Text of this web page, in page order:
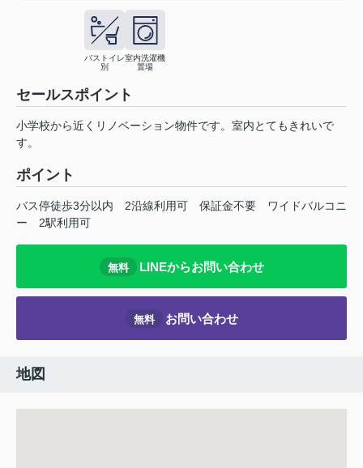
バストイレ
別
室内洗濯機
置場
セールスポイント
小学校から近くリノベーション物件です。室内とてもきれいで
す。
ポイント
バス停徒歩3分以内 2沿線利用可 保証金不要
ワイドバルコニ
ー
2駅利用可
無料 LINEからお問い合わせ
無料 お問い合わせ
地図